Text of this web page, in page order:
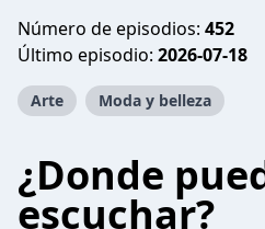
Número de episodios: 452
Último episodio: 2026-07-18
Arte Moda y belleza
¿Donde
escuchar?